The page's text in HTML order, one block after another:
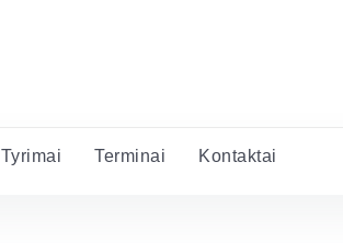
Tyrimai Terminai Kontaktai